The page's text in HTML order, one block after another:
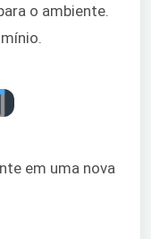
o ambiente.
em uma nova